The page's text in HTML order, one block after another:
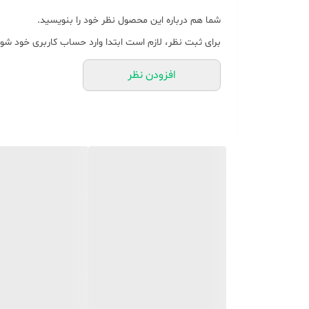
شما هم درباره این محصول نظر خود را بنویسید.
برای ثبت نظر، لازم است ابتدا وارد حساب کاربری خود
افزودن نظر